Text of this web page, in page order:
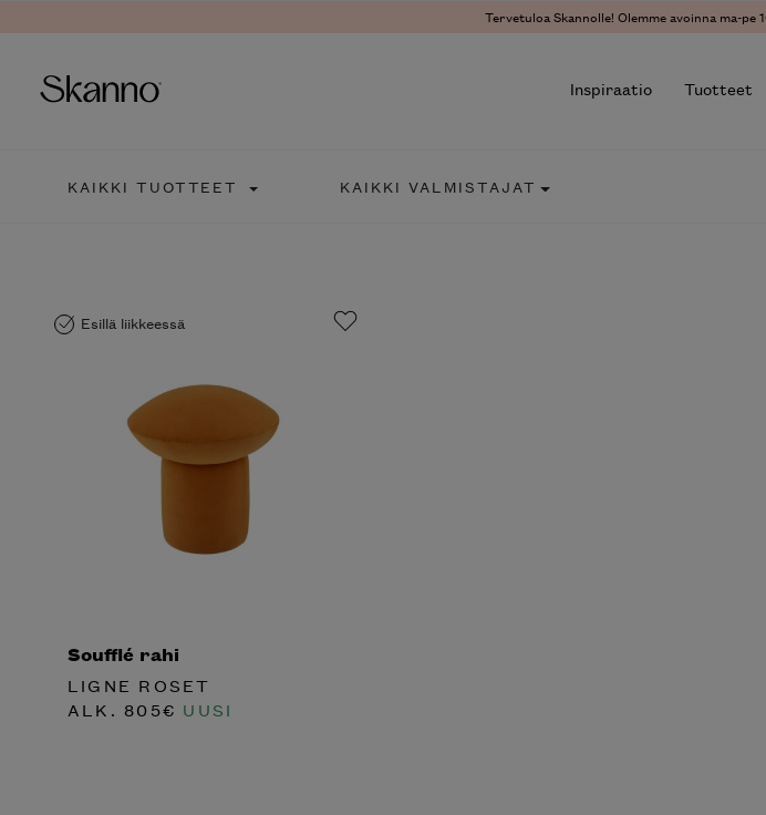
Tervetuloa Skannolle! Olemme avoinna ma-pe
Inspiraatio Tuotteet
KAIKKI TUOTTEET KAIKKI VALMISTAJAT
Esillä liikkeessä
Soufflé rahi
LIGNE ROSET
ALK. 805€ UUSI